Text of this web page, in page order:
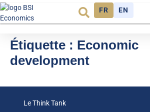
FR EN
Étiquette : Economic
development
Le Think Tank